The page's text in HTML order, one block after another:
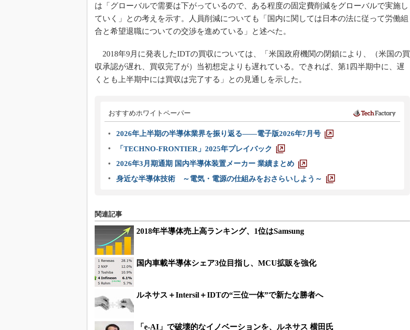
は「グローバルで需要は下がっているので、ある程度の固定費削減をグローバルで実施し
ていく」との考えを示す。人員削減についても「国内に関しては日本の法に従って労働組
合と希望退職についての交渉を進めている」と述べた。
2018年9月に発表したIDTの買収については、「米国政府機関の閉鎖により、（米国の買
収承認が遅れ、買収完了が）当初想定よりも遅れている。できれば、第1四半期中に、遅
くとも上半期中には買収は完了する」との見通しを示した。
おすすめホワイトペーパー
2026年上半期の半導体業界を振り返る――電子版2026年7月号
「TECHNO-FRONTIER」2025年プレイバック
2026年3月期通期 国内半導体装置メーカー 業績まとめ
身近な半導体技術 ～電気・電源の仕組みをおさらいしよう～
関連記事
2018年半導体売上高ランキング、1位はSamsung
国内車載半導体シェア3位目指し、MCU拡販を強化
ルネサス＋Intersil＋IDTの“三位一体”で新たな勝者へ
「e-AI」で破壊的なイノベーションを、ルネサス 横田氏